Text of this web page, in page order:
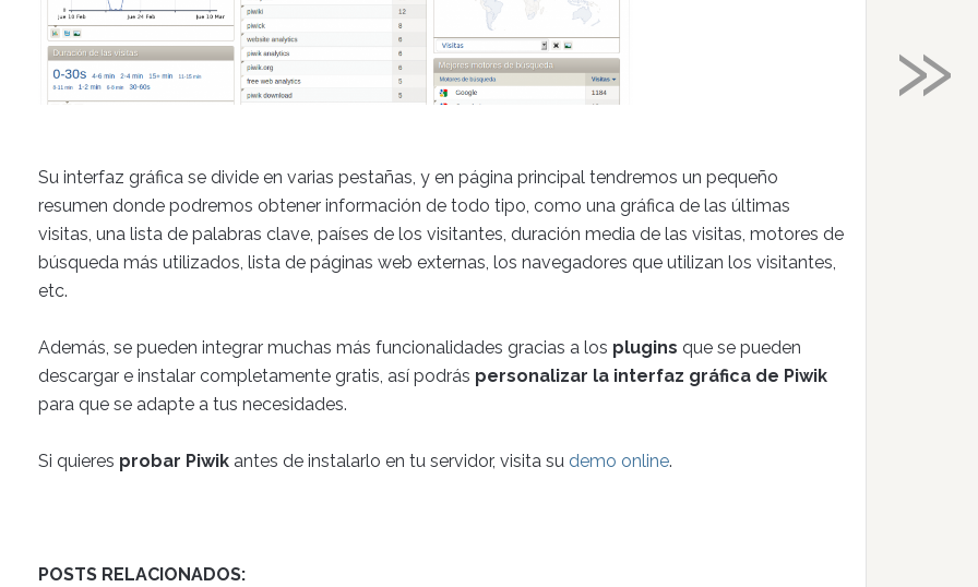
Su interfaz gráfica se divide en varias pestañas, y en página principal tendremos un pequeño
resumen donde podremos obtener información de todo tipo, como una gráfica de las últimas
visitas, una lista de palabras clave, países de los visitantes, duración media de las visitas, motores de
búsqueda más utilizados, lista de páginas web externas, los navegadores que utilizan los visitantes,
etc.
Además, se pueden integrar muchas más funcionalidades gracias a los plugins que se pueden
descargar e instalar completamente gratis, así podrás personalizar la interfaz gráfica de Piwik
para que se adapte a tus necesidades.
Si quieres probar Piwik antes de instalarlo en tu servidor, visita su demo online.
POSTS RELACIONADOS:
»